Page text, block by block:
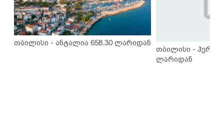
თბილისი - ანტალია 658.30 ლარიდან
თბილისი -
ლარიდან